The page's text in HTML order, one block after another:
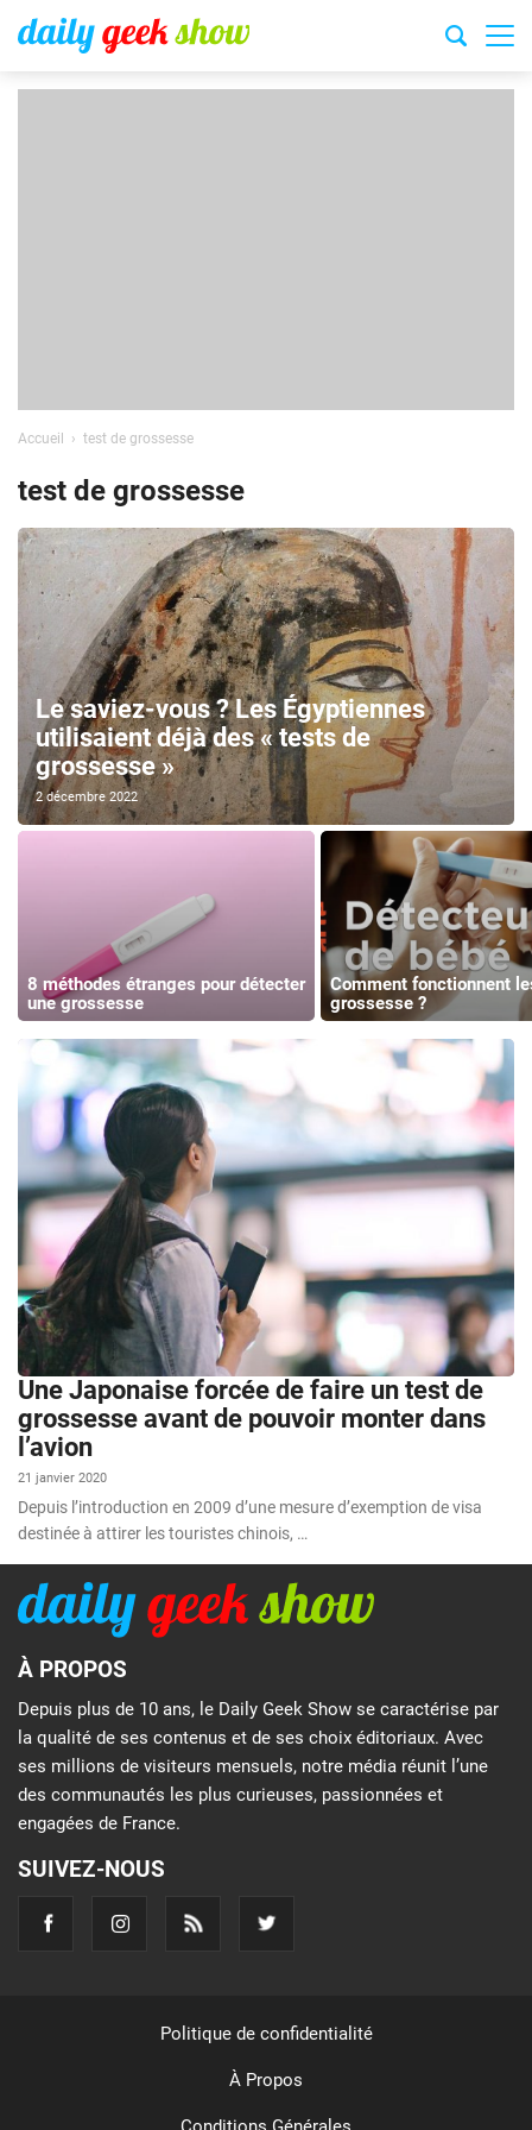
Accueil test de grossesse
test de grossesse
Le saviez-vous ? Les Égyptiennes
utilisaient déjà des « tests de
grossesse »
2 décembre 2022
8 méthodes étranges pour détecter
une grossesse
Comment fonctionnent
grossesse ?
Une Japonaise forcée de faire un test de
grossesse avant de pouvoir monter dans
l’avion
21 janvier 2020
Depuis l’introduction en 2009 d’une mesure d’exemption de visa
destinée à attirer les touristes chinois, …
À PROPOS
Depuis plus de 10 ans, le Daily Geek Show se caractérise par
la qualité de ses contenus et de ses choix éditoriaux. Avec
ses millions de visiteurs mensuels, notre média réunit l’une
des communautés les plus curieuses, passionnées et
engagées de France.
SUIVEZ-NOUS
Politique de confidentialité
À Propos